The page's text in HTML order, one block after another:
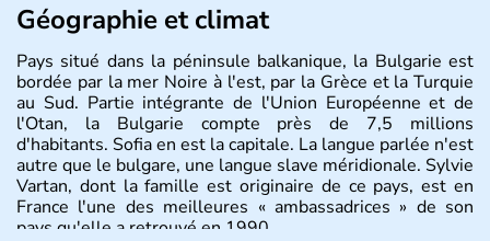
Géographie et climat
Pays situé dans la péninsule balkanique, la Bulgarie est
bordée par la mer Noire à l'est, par la Grèce et la Turquie
au Sud. Partie intégrante de l'Union Européenne et de
l'Otan, la Bulgarie compte près de 7,5 millions
d'habitants. Sofia en est la capitale. La langue parlée n'est
autre que le bulgare, une langue slave méridionale. Sylvie
Vartan, dont la famille est originaire de ce pays, est en
France l'une des meilleures « ambassadrices » de son
pays qu'elle a retrouvé en 1990.